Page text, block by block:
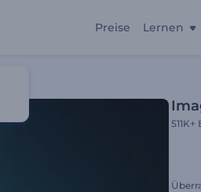
Preise Lernen
511K+